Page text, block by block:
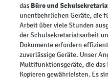
das Büro und
unentbehrlichen Geräte, die
Arbeit über viele Stunden
der Schulsekretariatsarbeit
Dokumente erfordern
zuverlässige Geräte. Unser
Multifunktionsgeräte, die das
Kopieren gewährleisten. Es